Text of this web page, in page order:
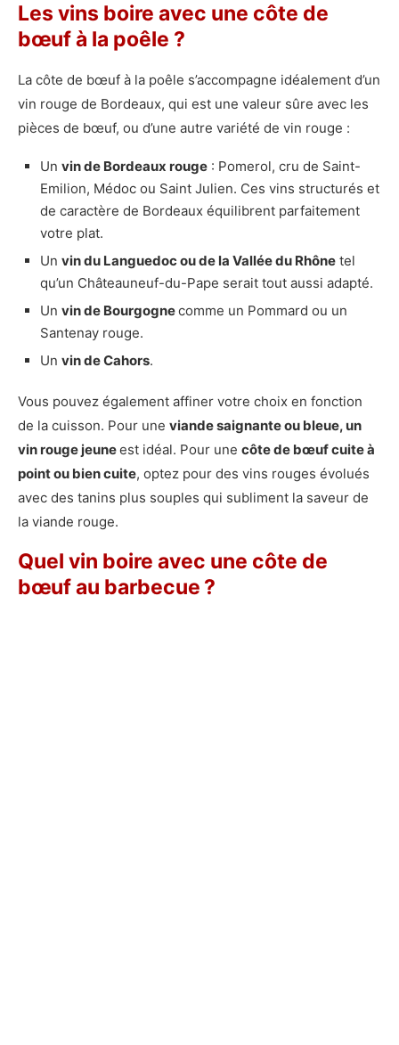
Les vins boire avec une côte de
bœuf à la poêle ?
La côte de bœuf à la poêle s’accompagne idéalement d’un
vin rouge de Bordeaux, qui est une valeur sûre avec les
pièces de bœuf, ou d’une autre variété de vin rouge :
Un vin de Bordeaux rouge : Pomerol, cru de Saint-
Emilion, Médoc ou Saint Julien. Ces vins structurés et
de caractère de Bordeaux équilibrent parfaitement
votre plat.
Un vin du Languedoc ou de la Vallée du Rhône tel
qu’un Châteauneuf-du-Pape serait tout aussi adapté.
Un vin de Bourgognecomme un Pommard ou un
Santenay rouge.
Un vin de Cahors.
Vous pouvez également affiner votre choix en fonction
de la cuisson. Pour une viande saignante ou bleue, un
vin rouge jeuneest idéal. Pour une côte de bœuf cuite à
point ou bien cuite, optez pour des vins rouges évolués
avec des tanins plus souples qui subliment la saveur de
la viande rouge.
Quel vin boire avec une côte de
bœuf au barbecue ?